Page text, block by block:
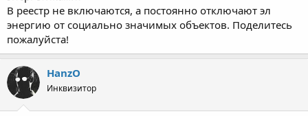
В реестр не включаются, а постоянно отключают эл
энергию от социально значимых объектов. Поделитесь
пожалуйста!
HanzO
Инквизитор